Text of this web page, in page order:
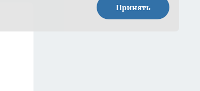
Принять